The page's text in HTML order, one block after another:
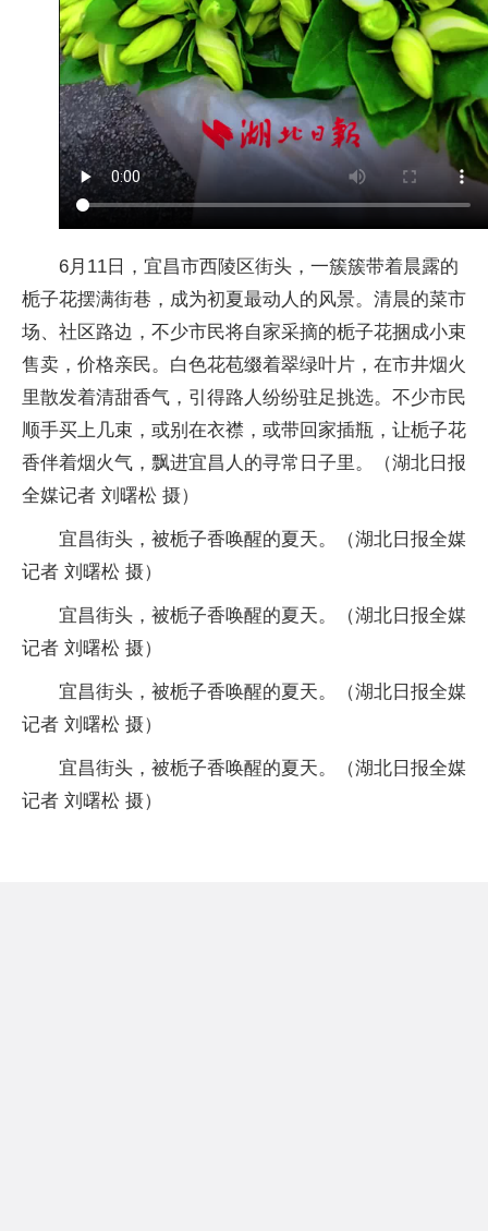
6月11日，宜昌市西陵区街头，一簇簇带着晨露的
栀子花摆满街巷，成为初夏最动人的风景。清晨的菜市
场、社区路边，不少市民将自家采摘的栀子花捆成小束
售卖，价格亲民。白色花苞缀着翠绿叶片，在市井烟火
里散发着清甜香气，引得路人纷纷驻足挑选。不少市民
顺手买上几束，或别在衣襟，或带回家插瓶，让栀子花
香伴着烟火气，飘进宜昌人的寻常日子里。（湖北日报
全媒记者 刘曙松 摄）
宜昌街头，被栀子香唤醒的夏天。（湖北日报全媒
记者 刘曙松 摄）
宜昌街头，被栀子香唤醒的夏天。（湖北日报全媒
记者 刘曙松 摄）
宜昌街头，被栀子香唤醒的夏天。（湖北日报全媒
记者 刘曙松 摄）
宜昌街头，被栀子香唤醒的夏天。（湖北日报全媒
记者 刘曙松 摄）